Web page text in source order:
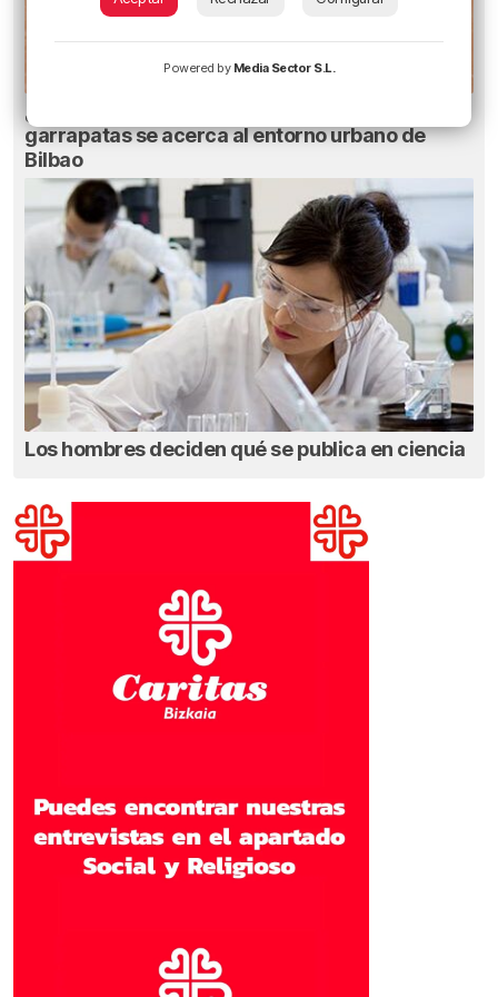
¿Sabrías distinguirla? La proliferación de
garrapatas se acerca al entorno urbano de
Bilbao
Los hombres deciden qué se publica en ciencia
Powered by Media Sector S.L.